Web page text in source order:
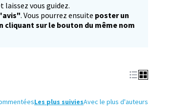
laissez vous guidez.
. Vous pourrez ensuite poster un
cliquant sur le bouton du même nom
Les plus suiviesAvec le plus d'auteurs